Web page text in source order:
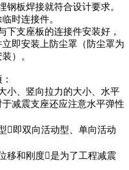
钢板焊接就符合设计要求。
时连接件。
下支座板的连接件安装好，
即安装上防尘罩（防尘罩为
）。
小、竖向拉力的大小、水平
减震支座还应注意水平弹性
即双向活动型、单向活动
移和刚度是为了工程减震